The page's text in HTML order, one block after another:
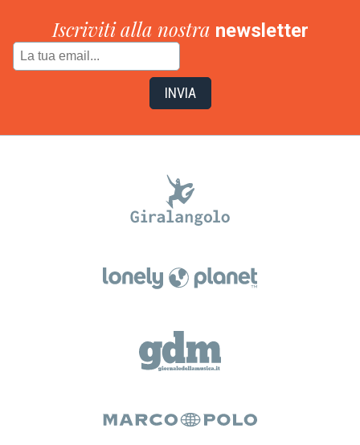
Iscriviti alla nostra newsletter